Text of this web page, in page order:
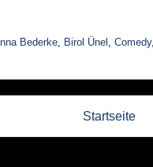
Bederke, Birol Ünel Comedy,
Startseite